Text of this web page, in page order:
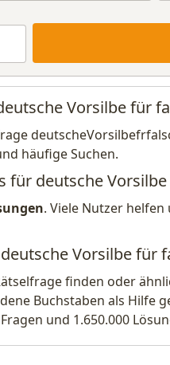
Vorsilbe für
häufige Suchen.
für deutsche
. Viele Nutzer
Vorsilbe für
finden oder
Buchstaben als
und 1.650.000